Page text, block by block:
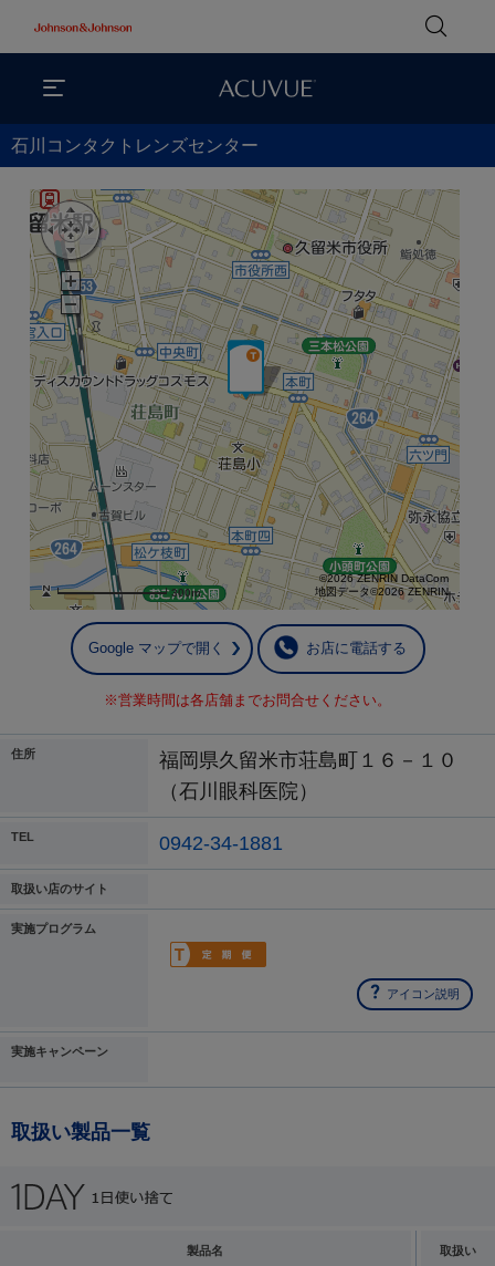
石川コンタクトレンズセンター
300m
©2026 ZENRIN DataCom
地図データ©2026 ZENRIN
Google マップで開く お店に電話する
※営業時間は各店舗までお問合せください。
住所
福岡県久留米市荘島町１６－１０
（石川眼科医院）
TEL 0942-34-1881
取扱い店のサイト
実施プログラム
アイコン説明
実施キャンペーン
取扱い製品一覧
製品名 取扱い